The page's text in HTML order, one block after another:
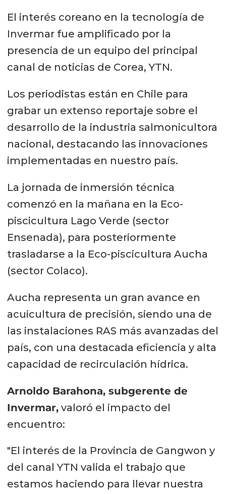
El interés coreano en la tecnología de
Invermar fue amplificado por la
presencia de un equipo del principal
canal de noticias de Corea, YTN.
Los periodistas están en Chile para
grabar un extenso reportaje sobre el
desarrollo de la industria salmonicultora
nacional, destacando las innovaciones
implementadas en nuestro país.
La jornada de inmersión técnica
comenzó en la mañana en la Eco-
piscicultura Lago Verde (sector
Ensenada), para posteriormente
trasladarse a la Eco-piscicultura Aucha
(sector Colaco).
Aucha representa un gran avance en
acuicultura de precisión, siendo una de
las instalaciones RAS más avanzadas del
país, con una destacada eficiencia y alta
capacidad de recirculación hídrica.
Arnoldo Barahona, subgerente de
Invermar,valoró el impacto del
encuentro:
"El interés de la Provincia de Gangwon y
del canal YTN valida el trabajo que
estamos haciendo para llevar nuestra